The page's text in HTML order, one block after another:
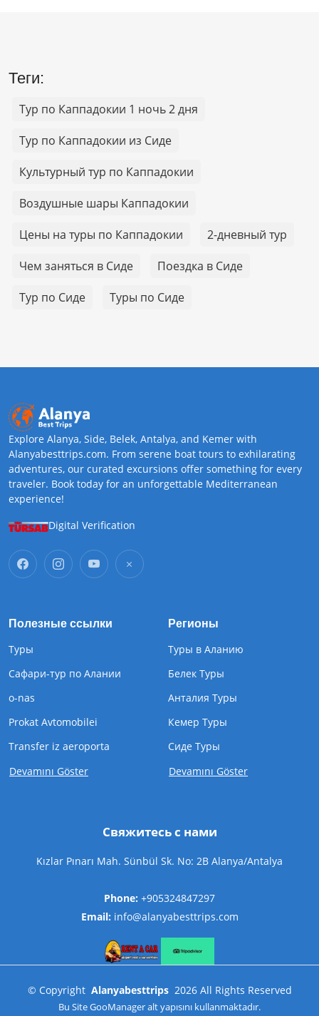
Теги:
Тур по Каппадокии 1 ночь 2 дня
Тур по Каппадокии из Сиде
Культурный тур по Каппадокии
Воздушные шары Каппадокии
Цены на туры по Каппадокии
2-дневный тур
Чем заняться в Сиде
Поездка в Сиде
Тур по Сиде
Туры по Сиде
Explore Alanya, Side, Belek, Antalya, and Kemer with
Alanyabesttrips.com. From serene boat tours to exhilarating
adventures, our curated excursions offer something for every
traveler. Book today for an unforgettable Mediterranean
experience!
Digital Verification
Полезные ссылки
Туры
Сафари-тур по Алании
o-nas
Prokat Avtomobilei
Transfer iz aeroporta
Devamını Göster
Регионы
Туры в Аланию
Белек Туры
Анталия Туры
Кемер Туры
Cиде Туры
Devamını Göster
Свяжитесь с нами
Kızlar Pınarı Mah. Sünbül Sk. No: 2B Alanya/Antalya
Phone: +905324847297
Email: info@alanyabesttrips.com
© Copyright Alanyabesttrips 2026 All Rights Reserved
Bu SiteGooManageralt yapısını kullanmaktadır.